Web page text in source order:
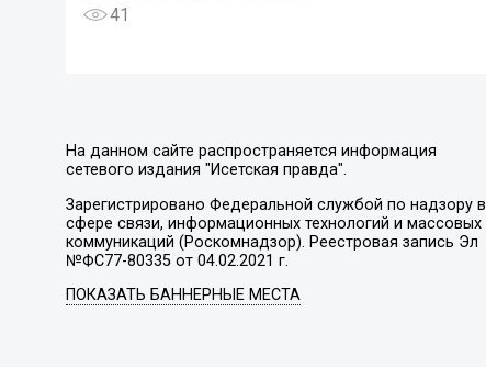
41
На данном сайте распространяется информация
сетевого издания "Исетская правда".
Зарегистрировано Федеральной службой по надзору в
сфере связи, информационных технологий и массовых
коммуникаций (Роскомнадзор). Реестровая запись Эл
№ФС77-80335 от 04.02.2021 г.
ПОКАЗАТЬ БАННЕРНЫЕ МЕСТА